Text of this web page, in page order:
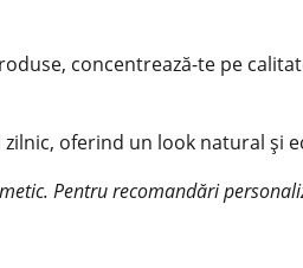
concentrează-te pe
oferind un look natural și
Pentru recomandări